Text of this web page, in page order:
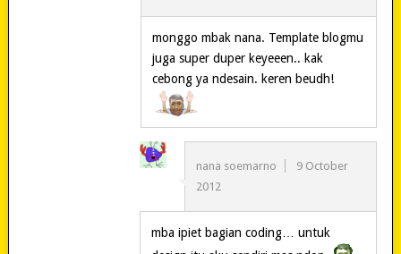
monggo mbak nana. Template blogmu
juga super duper keyeeen.. kak
cebong ya ndesain. keren beudh!
nana soemarno
9 October
2012
mba ipiet bagian coding… untuk